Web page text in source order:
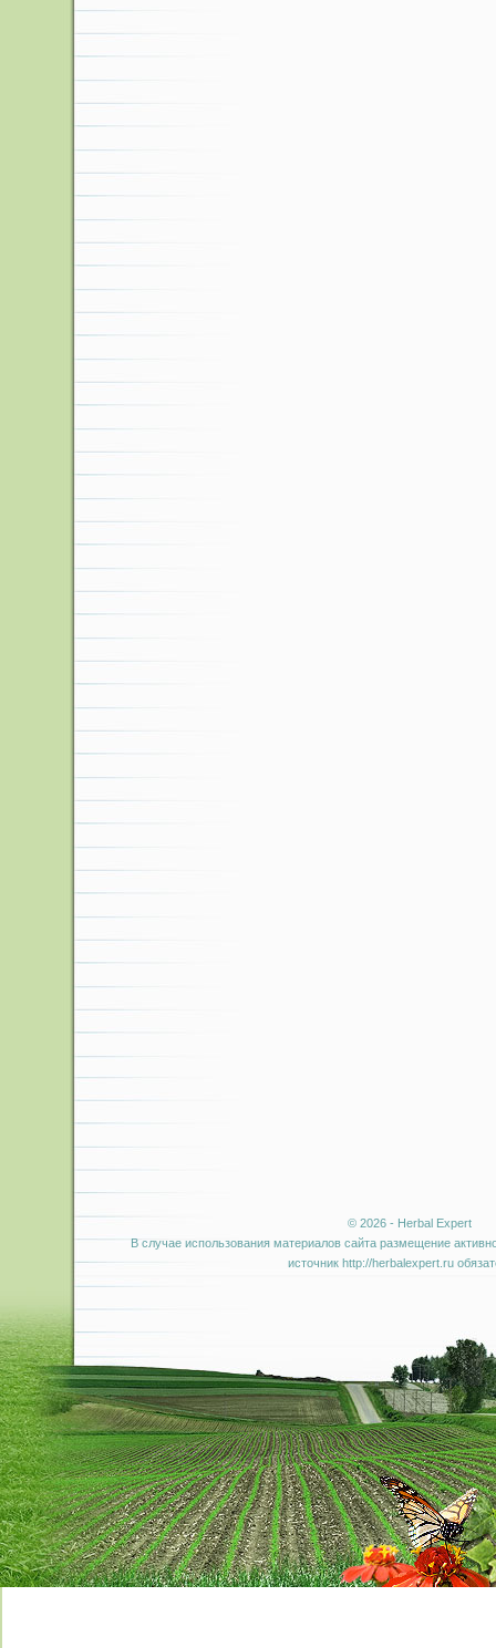
© 2026 - Herbal Expert
В случае использования материалов сайта размещение
источник http://herbalexpert.ru